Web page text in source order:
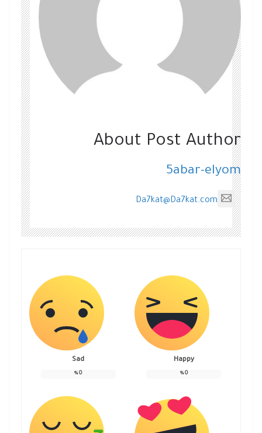
About Post Author
5abar-elyom
Da7kat@Da7kat.com
Happy
0
%
Sad
0
%